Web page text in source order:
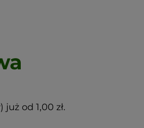
od 1,00 zł.